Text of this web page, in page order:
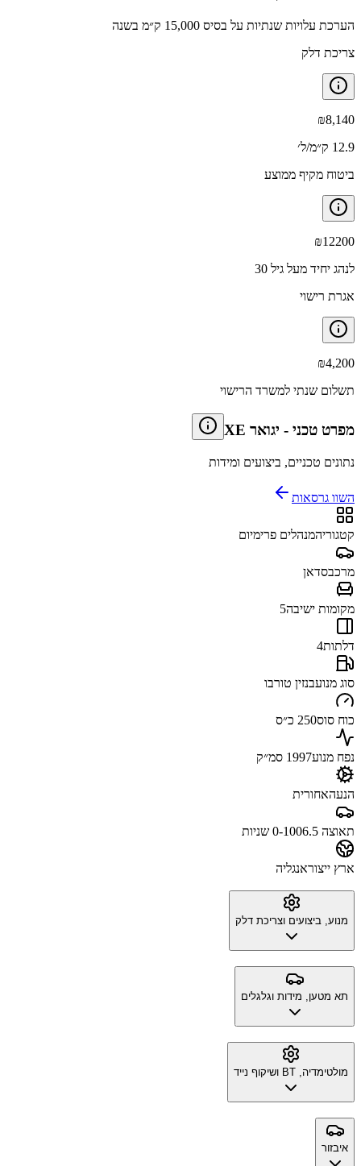
הערכת עלויות שנתיות על בסיס 15,000 ק״מ בשנה
צריכת דלק
₪8,140
12.9 ק״מ/ל׳
ביטוח מקיף ממוצע
₪12200
לנהג יחיד מעל גיל 30
אגרת רישוי
₪4,200
תשלום שנתי למשרד הרישוי
מפרט טכני - יגואר XE
נתונים טכניים, ביצועים ומידות
השוו גרסאות
קטגוריהמנהלים פרימיום
מרכבסדאן
מקומות ישיבה5
דלתות4
סוג מנועבנזין טורבו
כוח סוס250 כ״ס
נפח מנוע1997 סמ״ק
הנעהאחורית
תאוצה 0-100 6.5 שניות
ארץ ייצוראנגליה
מנוע, ביצועים וצריכת דלק
תא מטען, מידות וגלגלים
מולטימדיה, BT ושיקוף נייד
איבזור